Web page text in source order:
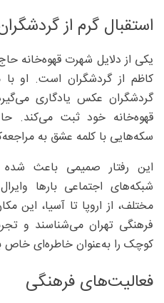
استقبال گرم از
یکی از دلایل شهرت قهوه‌خانه
کاظم از گردشگران است. او با
گردشگران عکس یادگاری
قهوه‌خانه خود ثبت می‌کند.
سکه‌هایی با کلمه عشق به
این رفتار صمیمی باعث شده
شبکه‌های اجتماعی بارها
مختلف، از اروپا تا آسیا، این
فرهنگی تهران می‌شناسند و
کوچک را به‌‌عنوان خاطره‌ای خاص
فعالیت‌های فرهنگی